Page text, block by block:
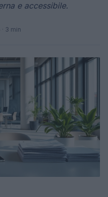
e accessibile.
· 3 min